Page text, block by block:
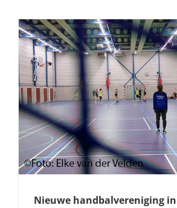
Nieuwe handbalvereniging